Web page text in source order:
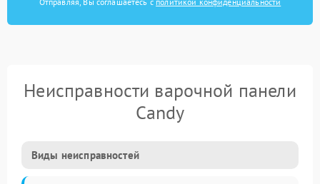
Неисправности варочной панели
Candy
Виды неисправностей